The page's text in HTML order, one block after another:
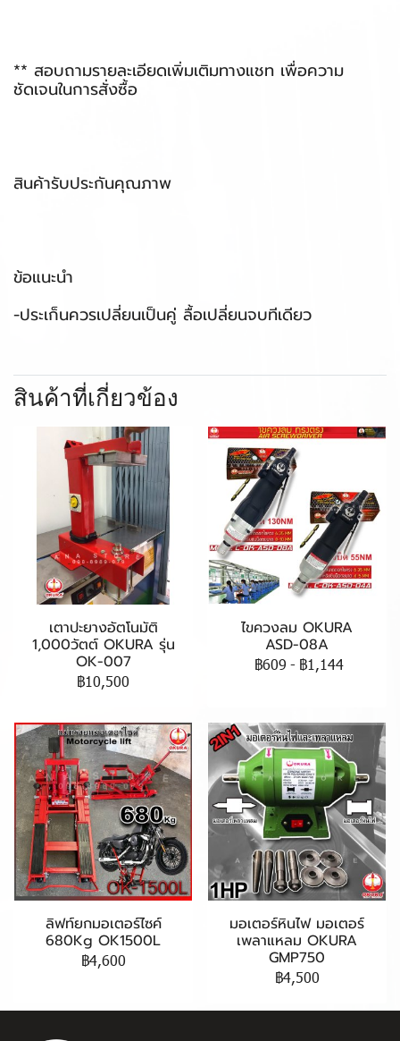
** สอบถามรายละเอียดเพิ่มเติมทางแชท เพื่อความ
ชัดเจนในการสั่งซื้อ
สินค้ารับประกันคุณภาพ
ข้อแนะนำ
-ประเก็นควรเปลี่ยนเป็นคู่ ลื้อเปลี่ยนจบทีเดียว
สินค้าที่เกี่ยวข้อง
เตาปะยางอัตโนมัติ
1,000วัตต์ OKURA รุ่น
OK-007
฿10,500
ไขควงลม OKURA
ASD-08A
฿609 - ฿1,144
ลิฟท์ยกมอเตอร์ไซค์
680Kg OK1500L
฿4,600
มอเตอร์หินไฟ มอเตอร์
เพลาแหลม OKURA
GMP750
฿4,500